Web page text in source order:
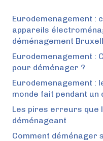
Eurodemenagement :
appareils
déménagement
Eurodemenagement :
pour déménager ?
Eurodemenagement :
monde fait pendant un
Les pires erreurs que
déménageant
Comment déménager